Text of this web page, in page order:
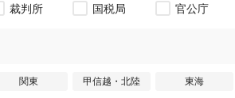
裁判所 国税局 官公庁
関東 甲信越・北陸 東海